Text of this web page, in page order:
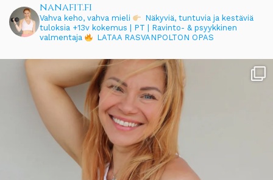
nanafit.fi
Vahva keho, vahva mieli
Näkyviä, tuntuvia ja kestäviä
tuloksia +13v kokemus | PT | Ravinto- & psyykkinen
valmentaja
LATAA RASVANPOLTON OPAS